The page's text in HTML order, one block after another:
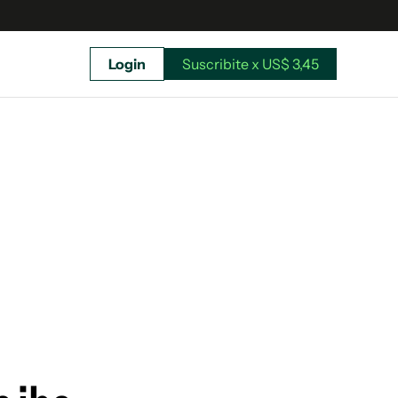
Login Suscribite x US$ 3,45